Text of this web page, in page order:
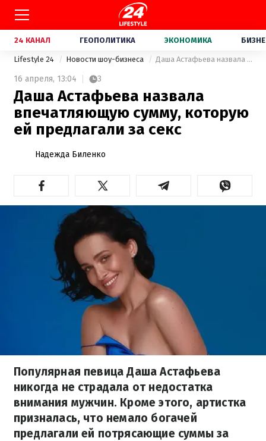
24 КАНАЛ ГЕОПОЛИТИКА ЭКОНОМИКА
Lifestyle 24 Новости шоу-бизнеса Даша Астафьева назвала впечатляющую сумму, которую ей предлагали за секс
16 апреля, 13:04 3
Даша Астафьева назвала
впечатляющую сумму, которую
ей предлагали за секс
Надежда Биленко
Популярная певица Даша Астафьева
никогда не страдала от недостатка
внимания мужчин. Кроме этого, артистка
призналась, что немало богачей
предлагали ей потрясающие суммы за